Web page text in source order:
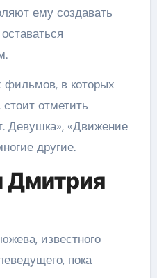
ему создавать
в которых
отметить
Девушка», «Движение
другие.
Дмитрия
известного
пока